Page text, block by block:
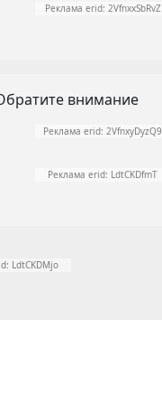
Реклама erid: 2VfnxxSbRvZ
внимание
Реклама erid: 2VfnxyDyzQ9
Реклама erid: LdtCKDfmT
LdtCKDMjo